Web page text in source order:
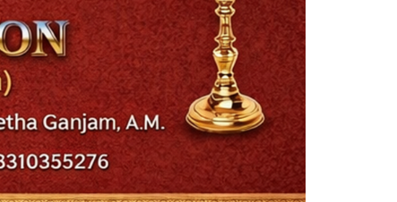
Sri Desu Venkata Ranga Rao
VIP Donor, Tenali, AP